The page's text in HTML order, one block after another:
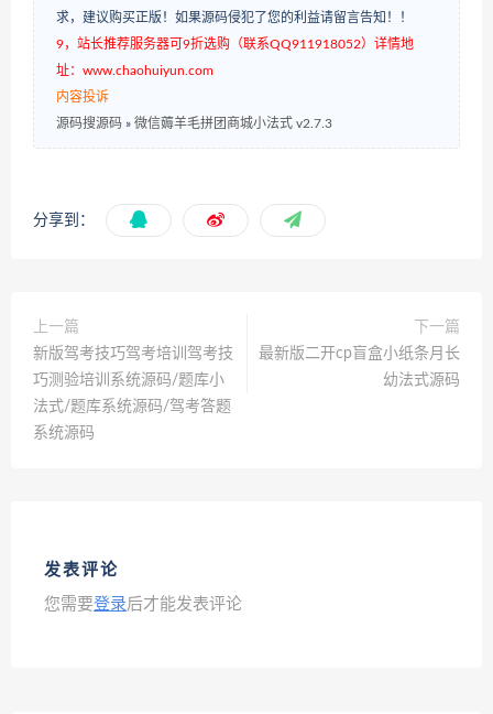
求，建议购买正版！如果源码侵犯了您的利益请留言告知！！
9，站长推荐服务器可9折选购（联系QQ911918052）详情地
址：www.chaohuiyun.com
内容投诉
源码搜源码 » 微信薅羊毛拼团商城小法式 v2.7.3
分享到：
上一篇
新版驾考技巧驾考培训驾考技
巧测验培训系统源码/题库小
法式/题库系统源码/驾考答题
系统源码
下一篇
最新版二开cp盲盒小纸条月长
幼法式源码
发表评论
您需要登录后才能发表评论